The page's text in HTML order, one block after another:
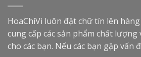
HoaChiVi luôn đặt chữ tín lên hàng
cung cấp các sản phẩm chất
cho các bạn. Nếu các bạn gặp vấn